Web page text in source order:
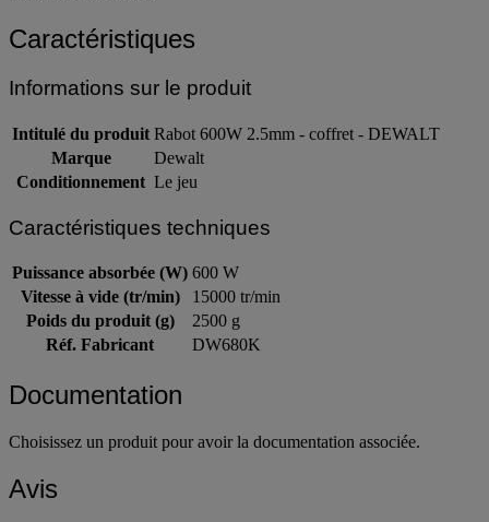
Caractéristiques
Informations sur le produit
Intitulé du produit Rabot 600W 2.5mm - coffret - DEWALT
Marque
Dewalt
Conditionnement Le jeu
Caractéristiques techniques
Puissance absorbée (W) 600 W
Vitesse à vide (tr/min)
15000 tr/min
Poids du produit (g)
2500 g
Réf. Fabricant
DW680K
Documentation
Choisissez un produit pour avoir la documentation associée.
Avis